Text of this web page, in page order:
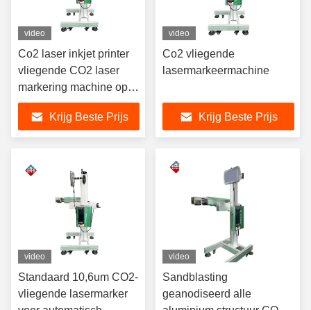
video
Co2 laser inkjet printer
vliegende CO2 laser
markering machine op
de vlucht
Krijg Beste Prijs
video
Co2 vliegende
lasermarkeermachine
Krijg Beste Prijs
video
Standaard 10,6um CO2-
vliegende lasermarker
video
Sandblasting
geanodiseerd alle